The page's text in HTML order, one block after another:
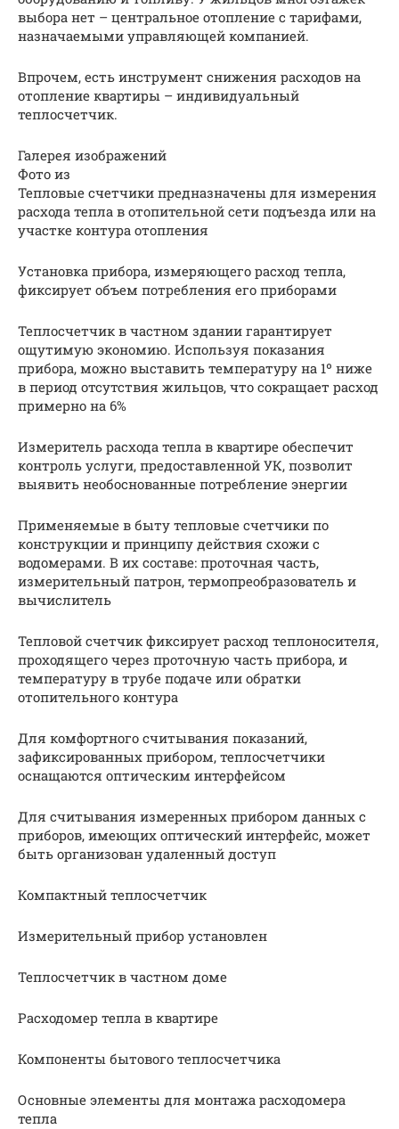
выбора нет – центральное отопление с тарифами,
назначаемыми управляющей компанией.
Впрочем, есть инструмент снижения расходов на
отопление квартиры – индивидуальный
теплосчетчик.
Галерея изображений
Фото из
Тепловые счетчики предназначены для измерения
расхода тепла в отопительной сети подъезда или на
участке контура отопления
Установка прибора, измеряющего расход тепла,
фиксирует объем потребления его приборами
Теплосчетчик в частном здании гарантирует
ощутимую экономию. Используя показания
прибора, можно выставить температуру на 1º ниже
в период отсутствия жильцов, что сокращает расход
примерно на 6%
Измеритель расхода тепла в квартире обеспечит
контроль услуги, предоставленной УК, позволит
выявить необоснованные потребление энергии
Применяемые в быту тепловые счетчики по
конструкции и принципу действия схожи с
водомерами. В их составе: проточная часть,
измерительный патрон, термопреобразователь и
вычислитель
Тепловой счетчик фиксирует расход теплоносителя,
проходящего через проточную часть прибора, и
температуру в трубе подаче или обратки
отопительного контура
Для комфортного считывания показаний,
зафиксированных прибором, теплосчетчики
оснащаются оптическим интерфейсом
Для считывания измеренных прибором данных с
приборов, имеющих оптический интерфейс, может
быть организован удаленный доступ
Компактный теплосчетчик
Измерительный прибор установлен
Теплосчетчик в частном доме
Расходомер тепла в квартире
Компоненты бытового теплосчетчика
Основные элементы для монтажа расходомера
тепла